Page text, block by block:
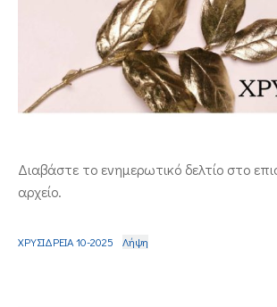
ΣΥΜΜΕΤΟΧΗ
ΕΠΙΚΑΙΡΟΤΗΤΑ
Διαβάστε το ενημερωτικό δελτίο στο
αρχείο.
ΧΡΥΣΙΔΡΕΙΑ 10-2025 Λήψη